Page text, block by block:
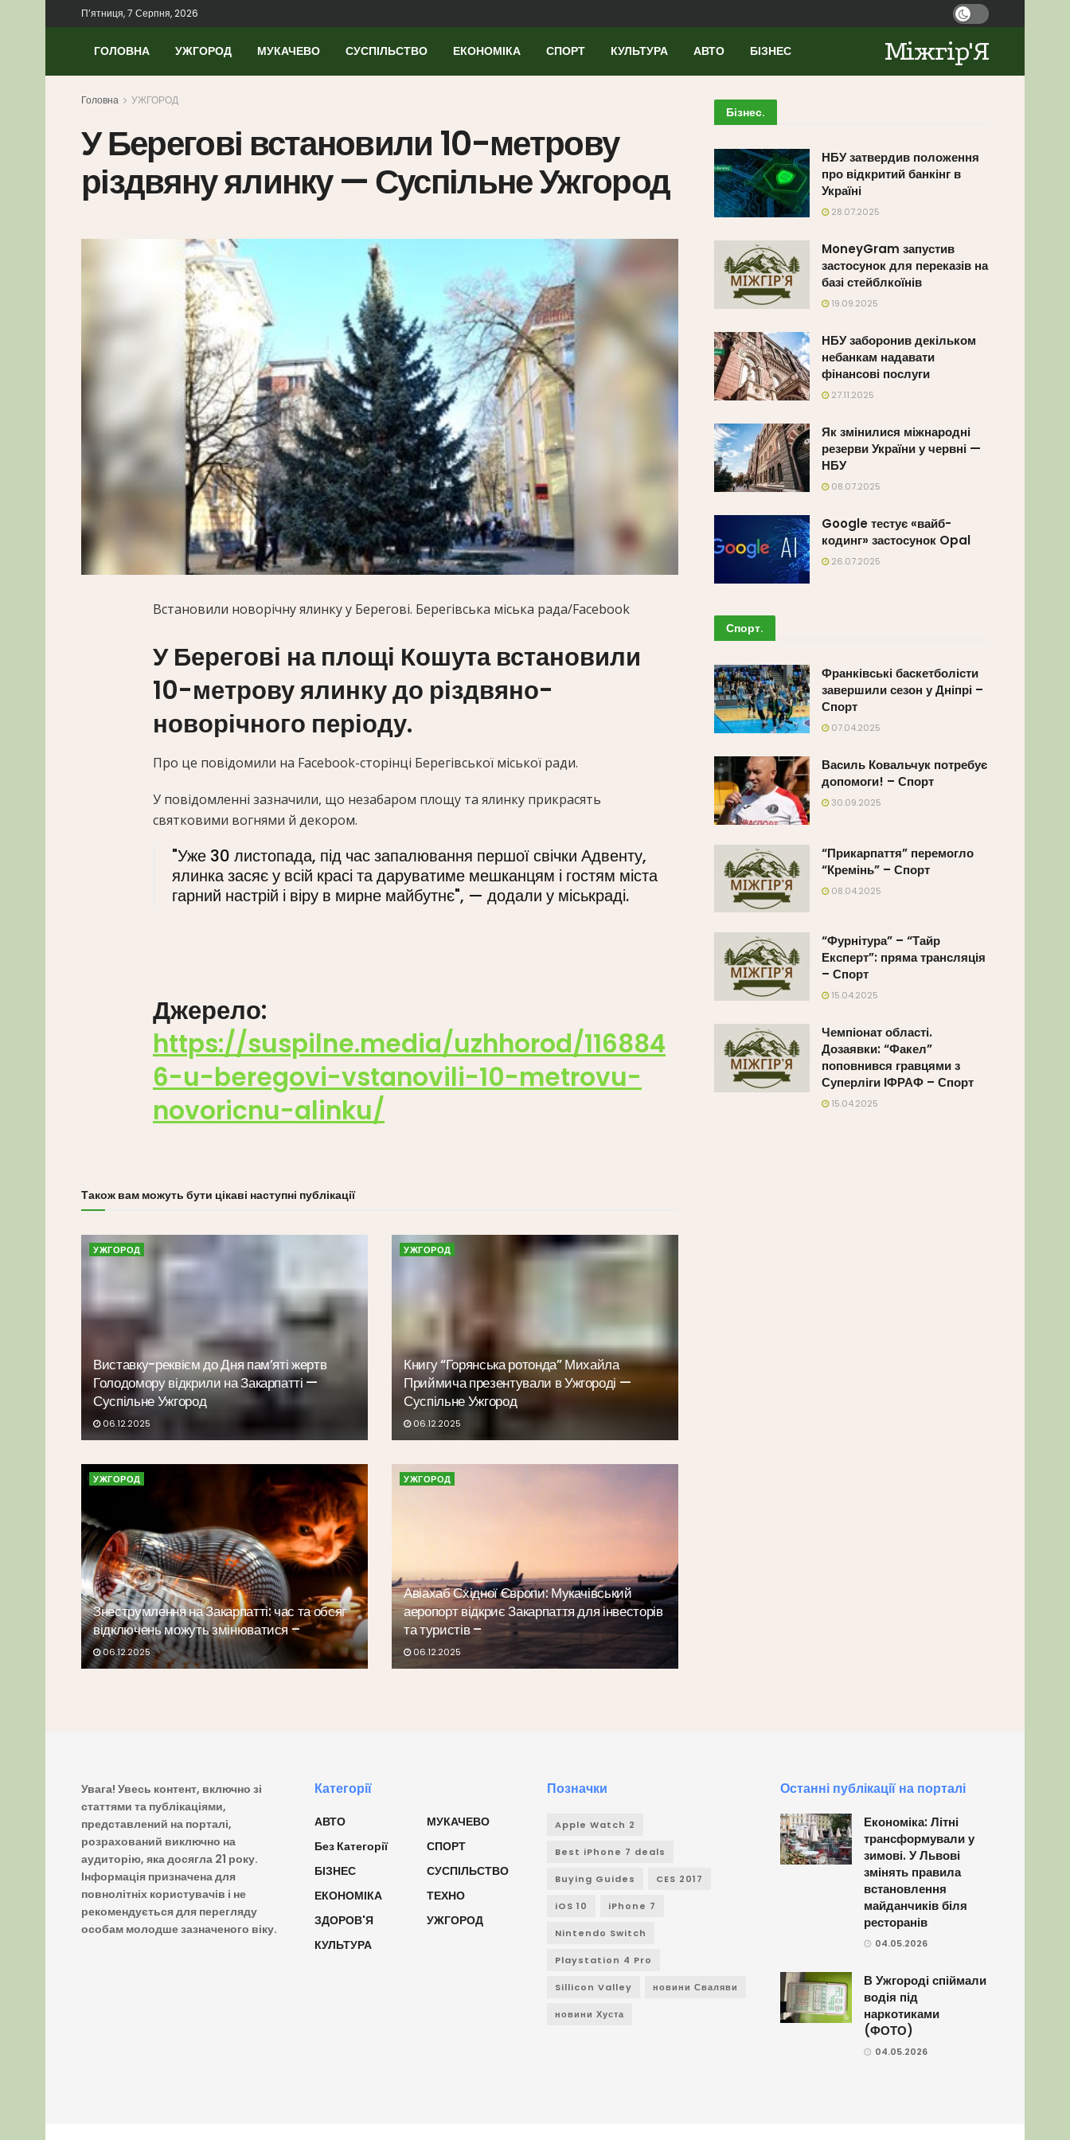
П’ятниця, 7 Серпня, 2026
ГОЛОВНА УЖГОРОД МУКАЧЕВО СУСПІЛЬСТВО ЕКОНОМІКА СПОРТ КУЛЬТУРА АВТО БІЗНЕС Міжгір'Я
Головна УЖГОРОД
У Берегові встановили 10-метрову
різдвяну ялинку — Суспільне Ужгород
Встановили новорічну ялинку у Берегові. Берегівська міська рада/Facebook
У Берегові на площі Кошута встановили
10-метрову ялинку до різдвяно-
новорічного періоду.
Про це повідомили на Facebook-сторінці Берегівської міської ради.
У повідомленні зазначили, що незабаром площу та ялинку прикрасять
святковими вогнями й декором.
"Уже 30 листопада, під час запалювання першої свічки Адвенту,
ялинка засяє у всій красі та даруватиме мешканцям і гостям міста
гарний настрій і віру в мирне майбутнє", — додали у міськраді.
Джерело:
https://suspilne.media/uzhhorod/116884
6-u-beregovi-vstanovili-10-metrovu-
novoricnu-alinku/
Також вам можуть бути цікаві наступні публікації
УЖГОРОД
Виставку-реквієм до Дня пам’яті жертв
Голодомору відкрили на Закарпатті —
Суспільне Ужгород
06.12.2025
УЖГОРОД
Книгу “Горянська ротонда” Михайла
Приймича презентували в Ужгороді —
Суспільне Ужгород
06.12.2025
УЖГОРОД
Знеструмлення на Закарпатті: час та обсяг
відключень можуть змінюватися –
06.12.2025
УЖГОРОД
Авіахаб Східної Європи: Мукачівський
аеропорт відкриє Закарпаття для інвесторів
та туристів –
06.12.2025
Бізнес.
НБУ затвердив положення
про відкритий банкінг в
Україні
28.07.2025
MoneyGram запустив
застосунок для переказів на
базі стейблкоїнів
19.09.2025
НБУ заборонив декільком
небанкам надавати
фінансові послуги
27.11.2025
Як змінилися міжнародні
резерви України у червні —
НБУ
08.07.2025
Google тестує «вайб-
кодинг» застосунок Opal
26.07.2025
Спорт.
Франківські баскетболісти
завершили сезон у Дніпрі –
Спорт
07.04.2025
Василь Ковальчук потребує
допомоги! – Спорт
30.09.2025
“Прикарпаття” перемогло
“Кремінь” – Спорт
08.04.2025
“Фурнітура” – “Тайр
Експерт”: пряма трансляція
– Спорт
15.04.2025
Чемпіонат області.
Дозаявки: “Факел”
поповнився гравцями з
Суперліги ІФРАФ – Спорт
15.04.2025
Увага! Увесь контент, включно зі
статтями та публікаціями,
представлений на порталі,
розрахований виключно на
аудиторію, яка досягла 21 року.
Інформація призначена для
повнолітніх користувачів і не
рекомендується для перегляду
особам молодше зазначеного віку.
Категорії
АВТО
Без Категорії
БІЗНЕС
ЕКОНОМІКА
ЗДОРОВ'Я
КУЛЬТУРА
МУКАЧЕВО
СПОРТ
СУСПІЛЬСТВО
ТЕХНО
УЖГОРОД
Позначки
Apple Watch 2
Best iPhone 7 deals
Buying Guides CES 2017
iOS 10 iPhone 7
Nintendo Switch
Playstation 4 Pro
Sillicon Valley новини Сваляви
новини Хуста
Останні публікації на порталі
Економіка: Літні
трансформували у
зимові. У Львові
змінять правила
встановлення
майданчиків біля
ресторанів
04.05.2026
В Ужгороді спіймали
водія під
наркотиками
(ФОТО)
04.05.2026